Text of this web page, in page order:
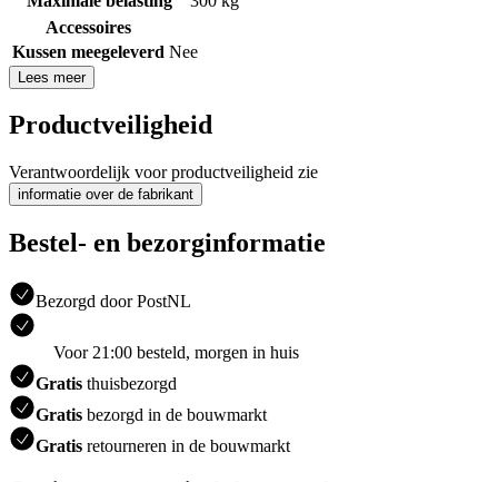
Accessoires
Kussen meegeleverd Nee
Lees meer
Productveiligheid
Verantwoordelijk voor productveiligheid zie
informatie over de fabrikant
Bestel- en bezorginformatie
Bezorgd door PostNL
Voor 21:00 besteld, morgen in huis
Gratis thuisbezorgd
Gratis bezorgd in de bouwmarkt
Gratis retourneren in de bouwmarkt